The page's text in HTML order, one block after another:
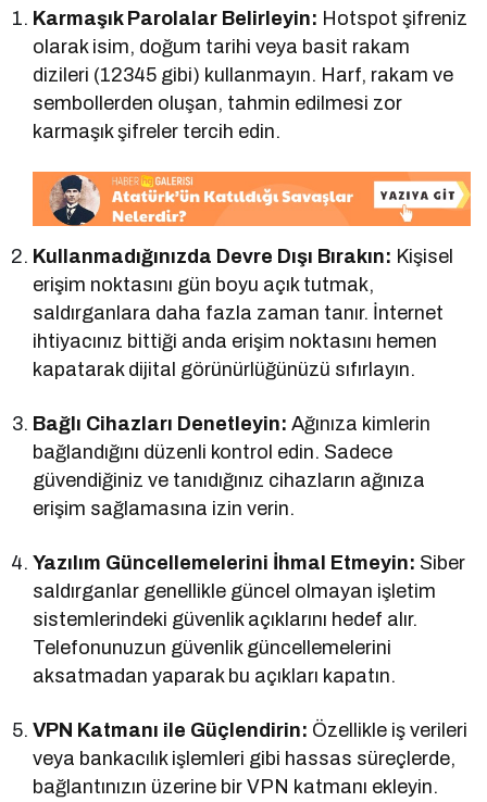
Karmaşık Parolalar Belirleyin: Hotspot şifreniz
olarak isim, doğum tarihi veya basit rakam
dizileri (12345 gibi) kullanmayın. Harf, rakam ve
sembollerden oluşan, tahmin edilmesi zor
karmaşık şifreler tercih edin.
Kullanmadığınızda Devre Dışı Bırakın: Kişisel
erişim noktasını gün boyu açık tutmak,
saldırganlara daha fazla zaman tanır. İnternet
ihtiyacınız bittiği anda erişim noktasını hemen
kapatarak dijital görünürlüğünüzü sıfırlayın.
Bağlı Cihazları Denetleyin: Ağınıza kimlerin
bağlandığını düzenli kontrol edin. Sadece
güvendiğiniz ve tanıdığınız cihazların ağınıza
erişim sağlamasına izin verin.
Yazılım Güncellemelerini İhmal Etmeyin: Siber
saldırganlar genellikle güncel olmayan işletim
sistemlerindeki güvenlik açıklarını hedef alır.
Telefonunuzun güvenlik güncellemelerini
aksatmadan yaparak bu açıkları kapatın.
VPN Katmanı ile Güçlendirin: Özellikle iş verileri
veya bankacılık işlemleri gibi hassas süreçlerde,
bağlantınızın üzerine bir VPN katmanı ekleyin.